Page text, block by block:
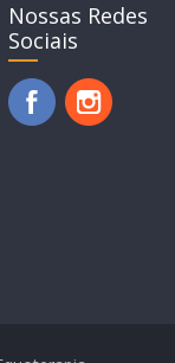
Nossas Redes
Sociais